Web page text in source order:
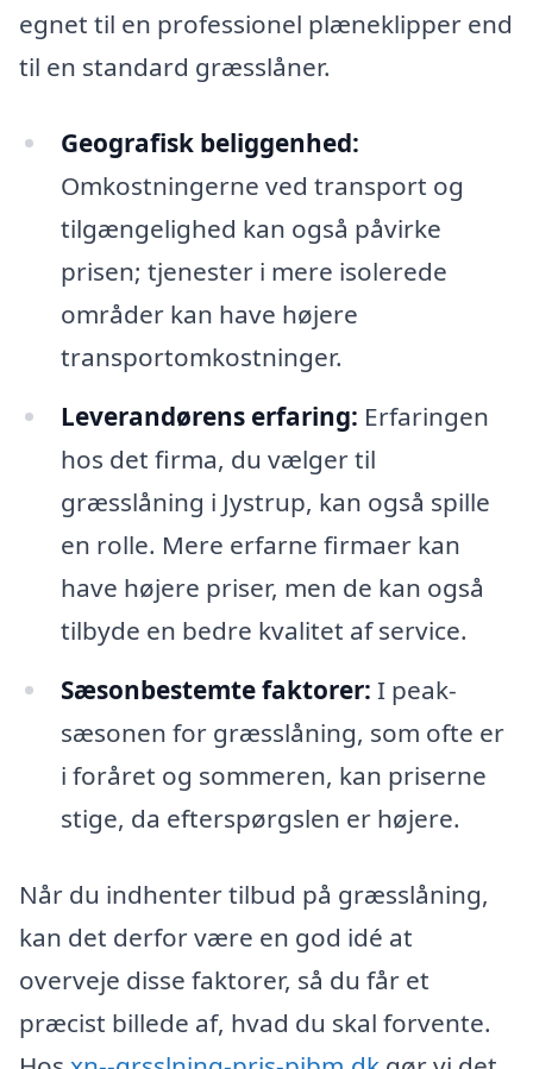
egnet til en professionel plæneklipper end
til en standard græsslåner.
Geografisk beliggenhed:
Omkostningerne ved transport og
tilgængelighed kan også påvirke
prisen; tjenester i mere isolerede
områder kan have højere
transportomkostninger.
Leverandørens erfaring: Erfaringen
hos det firma, du vælger til
græsslåning i Jystrup, kan også spille
en rolle. Mere erfarne firmaer kan
have højere priser, men de kan også
tilbyde en bedre kvalitet af service.
Sæsonbestemte faktorer: I peak-
sæsonen for græsslåning, som ofte er
i foråret og sommeren, kan priserne
stige, da efterspørgslen er højere.
Når du indhenter tilbud på græsslåning,
kan det derfor være en god idé at
overveje disse faktorer, så du får et
præcist billede af, hvad du skal forvente.